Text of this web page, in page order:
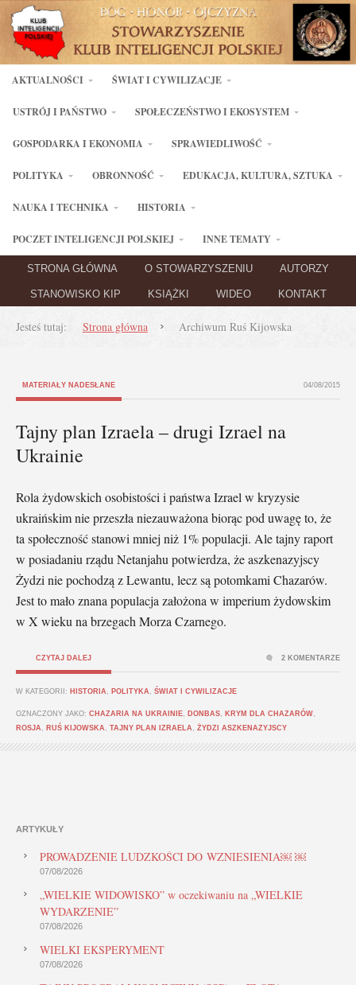
AKTUALNOŚCI ŚWIAT I CYWILIZACJE
USTRÓJ I PAŃSTWO SPOŁECZEŃSTWO I EKOSYSTEM
GOSPODARKA I EKONOMIA SPRAWIEDLIWOŚĆ
POLITYKA OBRONNOŚĆ EDUKACJA, KULTURA, SZTUKA
NAUKA I TECHNIKA HISTORIA
POCZET INTELIGENCJI POLSKIEJ INNE TEMATY
STRONA GŁÓWNA O STOWARZYSZENIU AUTORZY
STANOWISKO KIP KSIĄŻKI WIDEO KONTAKT
Jesteś tutaj: Strona główna Archiwum Ruś Kijowska
MATERIAŁY NADESŁANE 04/08/2015
Tajny plan Izraela – drugi Izrael na
Ukrainie
Rola żydowskich osobistości i państwa Izrael w kryzysie
ukraińskim nie przeszła niezauważona biorąc pod uwagę to, że
ta społeczność stanowi mniej niż 1% populacji. Ale tajny raport
w posiadaniu rządu Netanjahu potwierdza, że aszkenazyjscy
Żydzi nie pochodzą z Lewantu, lecz są potomkami Chazarów.
Jest to mało znana populacja założona w imperium żydowskim
w X wieku na brzegach Morza Czarnego.
CZYTAJ DALEJ
W KATEGORII: HISTORIA POLITYKA ŚWIAT I CYWILIZACJE
OZNACZONY JAKO: CHAZARIA NA UKRAINIE DONBAS KRYM DLA CHAZARÓW
ROSJA
RUŚ KIJOWSKA TAJNY PLAN IZRAELA ŻYDZI ASZKENAZYJSCY
2 KOMENTARZE
ARTYKUŁY
PROWADZENIE LUDZKOŚCI DO WZNIESIENIA￼ ￼
07/08/2026
„WIELKIE WIDOWISKO” w oczekiwaniu na „WIELKIE
WYDARZENIE”
07/08/2026
WIELKI EKSPERYMENT
07/08/2026